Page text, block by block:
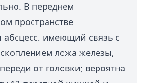
В переднем
пространстве
абсцесс, имеющий связь с
ложа железы,
от головки; вероятна